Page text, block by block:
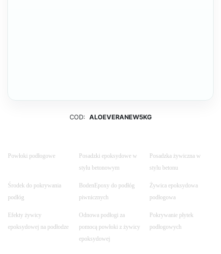
COD: ALOEVERANEW5KG
Powłoki podłogowe
Posadzki epoksydowe w
stylu betonowym
Posadzka żywiczna w
stylu betonu
Środek do pokrywania
podłóg
BodenEpoxy do podłóg
piwnicznych
Żywica epoksydowa
podłogowa
Efekty żywicy
epoksydowej na podłodze
Odnowa podłogi za
pomocą powłoki z żywicy
epoksydowej
Pokrywanie płytek
podłogowych